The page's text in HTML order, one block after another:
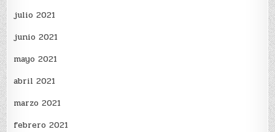
julio 2021
junio 2021
mayo 2021
abril 2021
marzo 2021
febrero 2021